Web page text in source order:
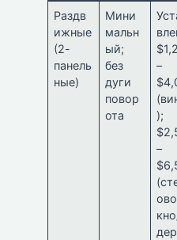
Раздв
ижные
(2-
панель
ные)
Мини
мальн
ый;
без
дуги
повор
ота
–
);
–